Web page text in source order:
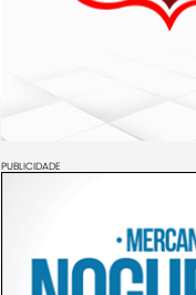
PUBLICIDADE